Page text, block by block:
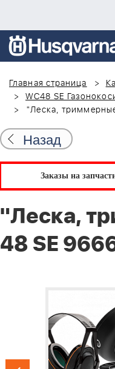
Главная страница
WC48 SE
"Леска,
Назад
Заказы на
"Леска,
48 SE